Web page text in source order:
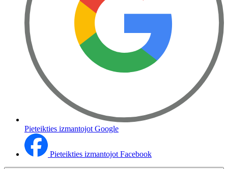
Pieteikties izmantojot Google
Pieteikties izmantojot Facebook